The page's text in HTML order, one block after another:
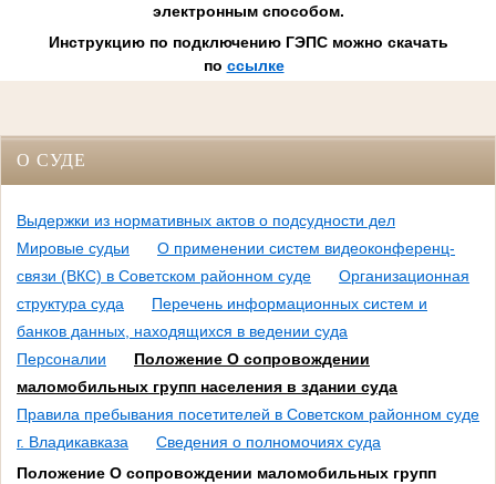
электронным способом.
Инструкцию по подключению ГЭПС можно скачать
по ссылке
О СУДЕ
Выдержки из нормативных актов о подсудности дел
Мировые судьи
О применении систем видеоконференц-
связи (ВКС) в Советском районном суде
Организационная
структура суда
Перечень информационных систем и
банков данных, находящихся в ведении суда
Персоналии
Положение О сопровождении
маломобильных групп населения в здании суда
Правила пребывания посетителей в Советском районном суде
г. Владикавказа
Сведения о полномочиях суда
Положение О сопровождении маломобильных групп